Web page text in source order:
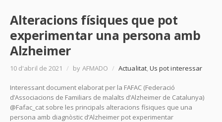
Alteracions físiques que pot
experimentar una persona amb
Alzheimer
10 d'abril de 2021 / by AFMADO / Actualitat,Us pot interessar
Interessant document elaborat per la FAFAC (Federació
d’Associacions de Familiars de malalts d’Alzheimer de Catalunya)
@Fafac_cat sobre les principals alteracions físiques que una
persona amb diagnòstic d’Alzheimer pot experimentar